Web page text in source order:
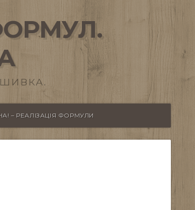
– РЕАЛІЗАЦІЯ ФОРМУЛИ